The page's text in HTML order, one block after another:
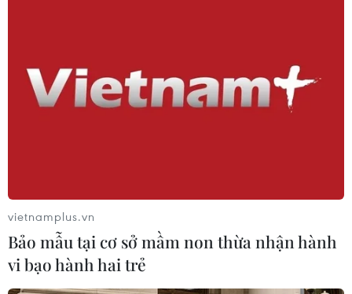
TIN LIÊN QUAN
vietnamplus.vn
Bảo mẫu tại cơ sở mầm non thừa nhận hành
vi bạo hành hai trẻ